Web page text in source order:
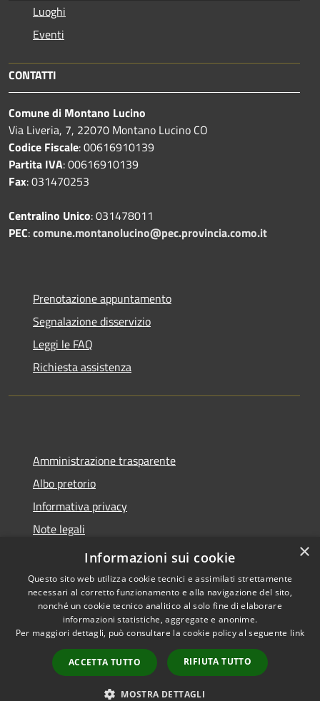
Luoghi
Eventi
CONTATTI
Comune di Montano Lucino
Via Liveria, 7, 22070 Montano Lucino CO
Codice Fiscale: 00616910139
Partita IVA: 00616910139
Fax: 031470253
Centralino Unico: 031478011
PEC:comune.montanolucino@pec.provincia.como.it
Prenotazione appuntamento
Segnalazione disservizio
Leggi le FAQ
Richiesta assistenza
Amministrazione trasparente
Albo pretorio
Informativa privacy
Note legali
Dichiarazione di accessibilità
Accessibilità
Copyright © 2026 • Comune di
Montano Lucino • Powered by
Municipium•
Accesso
redazione
×
Informazioni sui cookie
Questo sito web utilizza cookie tecnici e assimilati strettamente
necessari al corretto funzionamento e alla navigazione del sito,
nonché un cookie tecnico analitico al solo fine di elaborare
informazioni statistiche, aggregate e anonime.
Per maggiori dettagli, può consultare la cookie policy al seguente link
ACCETTA TUTTO RIFIUTA TUTTO
MOSTRA DETTAGLI